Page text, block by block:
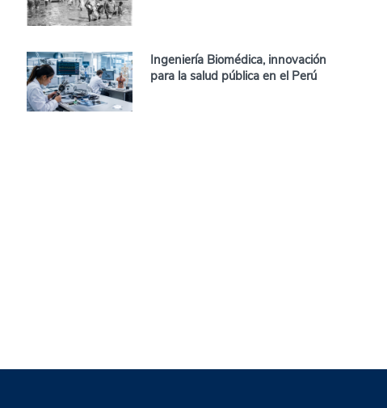
Ingeniería Biomédica, innovación
para la salud pública en el Perú